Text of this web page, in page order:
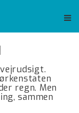
regn. Men
sammen